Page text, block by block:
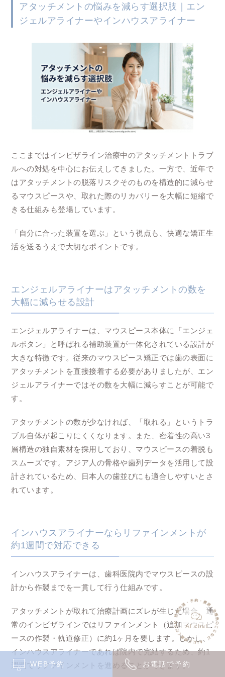
アタッチメントの悩みを減らす選択肢｜エン
ジェルアライナーやインハウスアライナー
ここまではインビザライン治療中のアタッチメントトラブ
ルへの対処を中心にお伝えしてきました。一方で、近年で
はアタッチメントの脱落リスクそのものを構造的に減らせ
るマウスピースや、取れた際のリカバリーを大幅に短縮で
きる仕組みも登場しています。
「自分に合った装置を選ぶ」という視点も、快適な矯正生
活を送るうえで大切なポイントです。
エンジェルアライナーはアタッチメントの数を
大幅に減らせる設計
エンジェルアライナーは、マウスピース本体に「エンジェ
ルボタン」と呼ばれる補助装置が一体化されている設計が
大きな特徴です。従来のマウスピース矯正では歯の表面に
アタッチメントを直接接着する必要がありましたが、エン
ジェルアライナーではその数を大幅に減らすことが可能で
す。
アタッチメントの数が少なければ、「取れる」というトラ
ブル自体が起こりにくくなります。また、密着性の高い3
層構造の独自素材を採用しており、マウスピースの着脱も
スムーズです。アジア人の骨格や歯列データを活用して設
計されているため、日本人の歯並びにも適合しやすいとさ
れています。
インハウスアライナーならリファインメントが
約1週間で対応できる
インハウスアライナーは、歯科医院内でマウスピースの設
計から作製までを一貫して行う仕組みです。
アタッチメントが取れて治療計画にズレが生じた場合、通
常のインビザラインではリファインメント（追加マウスピ
ースの作製・軌道修正）に約1ヶ月を要します。しかし、
インハウスアライナーであれば院内で完結するため、約1
週間でリファインメントを進めることができます。
WEB予約 お電話で予約